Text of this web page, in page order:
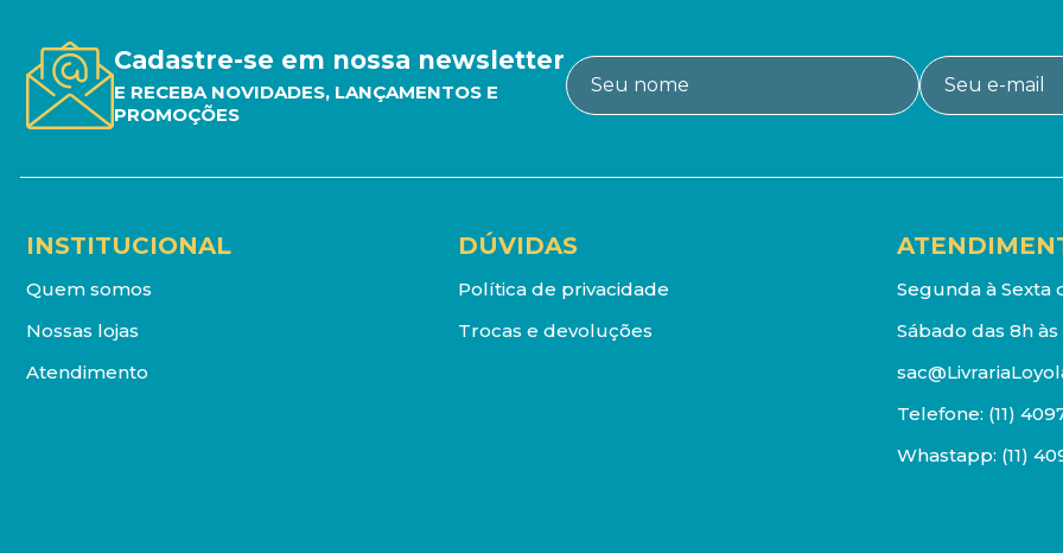
Cadastre-se em nossa newsletter
E RECEBA NOVIDADES, LANÇAMENTOS E
PROMOÇÕES
INSTITUCIONAL
Quem somos
Nossas lojas
Atendimento
DÚVIDAS
Política de privacidade
Trocas e devoluções
Segunda à Sexta
Sábado das 8h às
Telefone: (11)
Whastapp: (11)